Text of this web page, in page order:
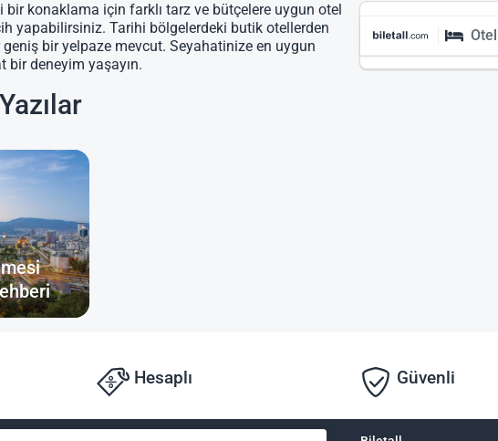
konaklama için farklı tarz ve bütçelere uygun otel
yapabilirsiniz. Tarihi bölgelerdeki butik otellerden
bir yelpaze mevcut. Seyahatinize en uygun
bir deneyim yaşayın.
Otel
Hesaplı Güvenli